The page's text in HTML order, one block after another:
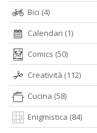
Bici (4)
Calendari (1)
Comics (50)
Creatività (112)
Cucina (58)
Enigmistica (84)